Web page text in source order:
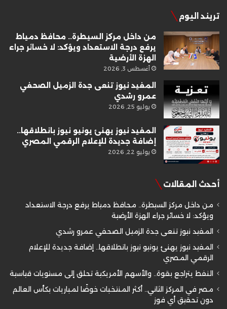
تريند اليوم
من داخل مركز السيطرة.. محافظ دمياط
يرفع درجة الاستعداد ويؤكد: لا خسائر جراء
الهزة الأرضية
أغسطس 3, 2026
المفيد نيوز تنعى جدة الزميل الصحفي
عمرو رشدي
يوليو 25, 2026
المفيد نيوز يهنئ يونيو نيوز بانطلاقها..
إضافة جديدة للإعلام الرقمي المصري
يوليو 22, 2026
أحدث المقالات
من داخل مركز السيطرة.. محافظ دمياط يرفع درجة الاستعداد
ويؤكد: لا خسائر جراء الهزة الأرضية
المفيد نيوز تنعى جدة الزميل الصحفي عمرو رشدي
المفيد نيوز يهنئ يونيو نيوز بانطلاقها.. إضافة جديدة للإعلام
الرقمي المصري
النفط يتراجع بقوة.. والأسهم الأمريكية تحلق إلى مستويات قياسية
مصر في المركز الثاني.. أكثر المنتخبات خوضًا لمباريات بكأس العالم
دون تحقيق أي فوز